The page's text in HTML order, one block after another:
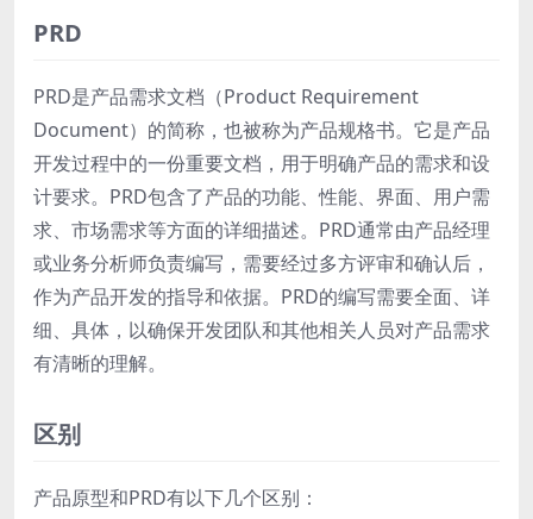
PRD
PRD是产品需求文档（Product Requirement
Document）的简称，也被称为产品规格书。它是产品
开发过程中的一份重要文档，用于明确产品的需求和设
计要求。PRD包含了产品的功能、性能、界面、用户需
求、市场需求等方面的详细描述。PRD通常由产品经理
或业务分析师负责编写，需要经过多方评审和确认后，
作为产品开发的指导和依据。PRD的编写需要全面、详
细、具体，以确保开发团队和其他相关人员对产品需求
有清晰的理解。
区别
产品原型和PRD有以下几个区别：